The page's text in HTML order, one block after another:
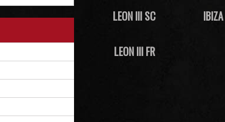
LEON III SC
LEON III FR